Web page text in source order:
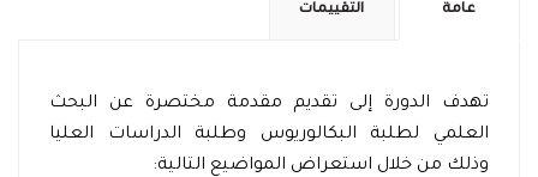
عامة التقييمات
تهدف الدورة إلى تقديم مقدمة مختصرة عن البحث
العلمي لطلبة البكالوريوس وطلبة الدراسات العليا
وذلك من خلال استعراض المواضيع التالية: